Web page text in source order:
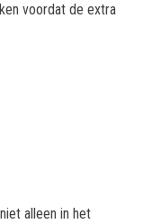
voordat de extra
alleen in het